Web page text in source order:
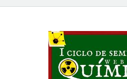
(DCEN/